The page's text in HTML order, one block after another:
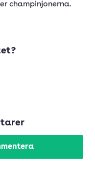
champinjonerna.